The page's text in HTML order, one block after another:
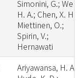
Simonini, G.; Wen,
H. A.; Chen, X. H.;
Miettinen, O.;
Spirin, V.;
Hernawati
Ariyawansa, H. A.;